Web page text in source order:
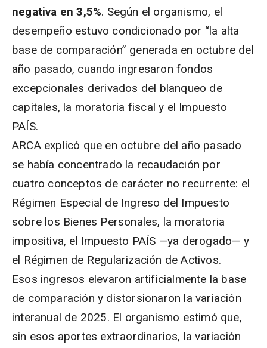
negativa en 3,5%. Según el organismo, el
desempeño estuvo condicionado por “la alta
base de comparación” generada en octubre del
año pasado, cuando ingresaron fondos
excepcionales derivados del blanqueo de
capitales, la moratoria fiscal y el Impuesto
PAÍS.
ARCA explicó que en octubre del año pasado
se había concentrado la recaudación por
cuatro conceptos de carácter no recurrente: el
Régimen Especial de Ingreso del Impuesto
sobre los Bienes Personales, la moratoria
impositiva, el Impuesto PAÍS —ya derogado— y
el Régimen de Regularización de Activos.
Esos ingresos elevaron artificialmente la base
de comparación y distorsionaron la variación
interanual de 2025. El organismo estimó que,
sin esos aportes extraordinarios, la variación